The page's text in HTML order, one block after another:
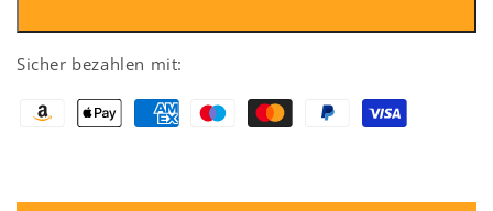
Sicher bezahlen mit: